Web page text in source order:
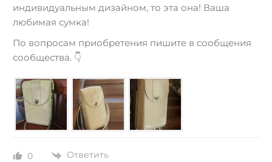
индивидуальным дизайном, то эта она! Ваша
любимая сумка!
По вопросам приобретения пишите в сообщения
сообщества. 👇
0 Ответить